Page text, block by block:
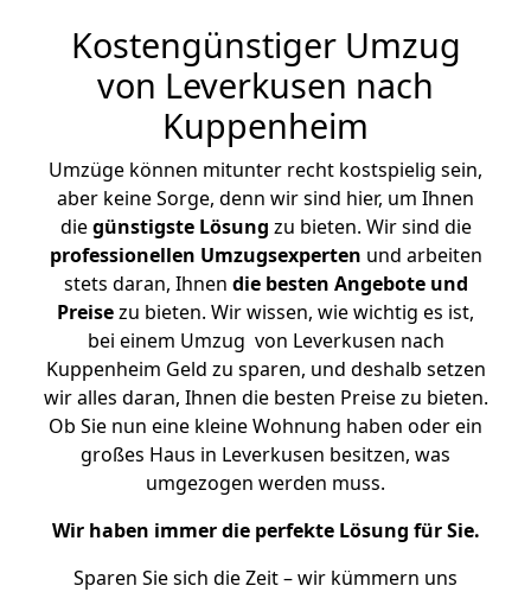
Kostengünstiger Umzug
von Leverkusen nach
Kuppenheim
Umzüge können mitunter recht kostspielig sein,
aber keine Sorge, denn wir sind hier, um Ihnen
diegünstigste Lösung zu bieten. Wir sind die
professionellen Umzugsexperten und arbeiten
stets daran, Ihnen die besten Angebote und
Preisezu bieten. Wir wissen, wie wichtig es ist,
bei einem Umzug von Leverkusen nach
Kuppenheim Geld zu sparen, und deshalb setzen
wir alles daran, Ihnen die besten Preise zu bieten.
Ob Sie nun eine kleine Wohnung haben oder ein
großes Haus in Leverkusen besitzen, was
umgezogen werden muss.
Wir haben immer die perfekte Lösung für Sie.
Sparen Sie sich die Zeit – wir kümmern uns